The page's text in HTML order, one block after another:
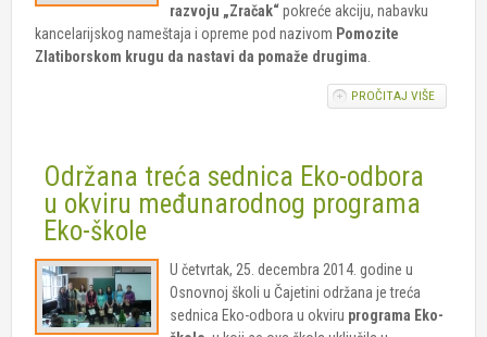
razvoju „Zračak“pokreće akciju, nabavku
kancelarijskog nameštaja i opreme pod nazivom Pomozite
Zlatiborskom krugu da nastavi da pomaže drugima
PROČITAJ VIŠEO
Održana treća sednica Eko-odbora
u okviru međunarodnog programa
Eko-škole
U četvrtak, 25. decembra 2014. godine u
Osnovnoj školi u Čajetini održana je treća
sednica Eko-odbora u okviru programa Eko-